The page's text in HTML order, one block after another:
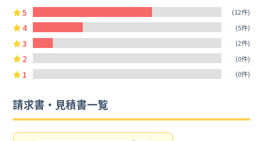
5 (12件)
4 (5件)
3 (2件)
2 (0件)
1 (0件)
請求書・見積書一覧